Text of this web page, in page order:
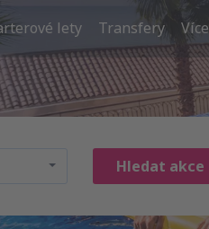
lety Transfery Více
Hledat akce